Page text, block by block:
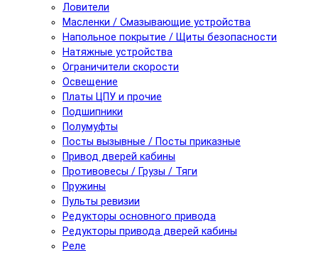
Ловители
Масленки / Смазывающие устройства
Напольное покрытие / Щиты безопасности
Натяжные устройства
Ограничители скорости
Освещение
Платы ЦПУ и прочие
Подшипники
Полумуфты
Посты вызывные / Посты приказные
Привод дверей кабины
Противовесы / Грузы / Тяги
Пружины
Пульты ревизии
Редукторы основного привода
Редукторы привода дверей кабины
Реле